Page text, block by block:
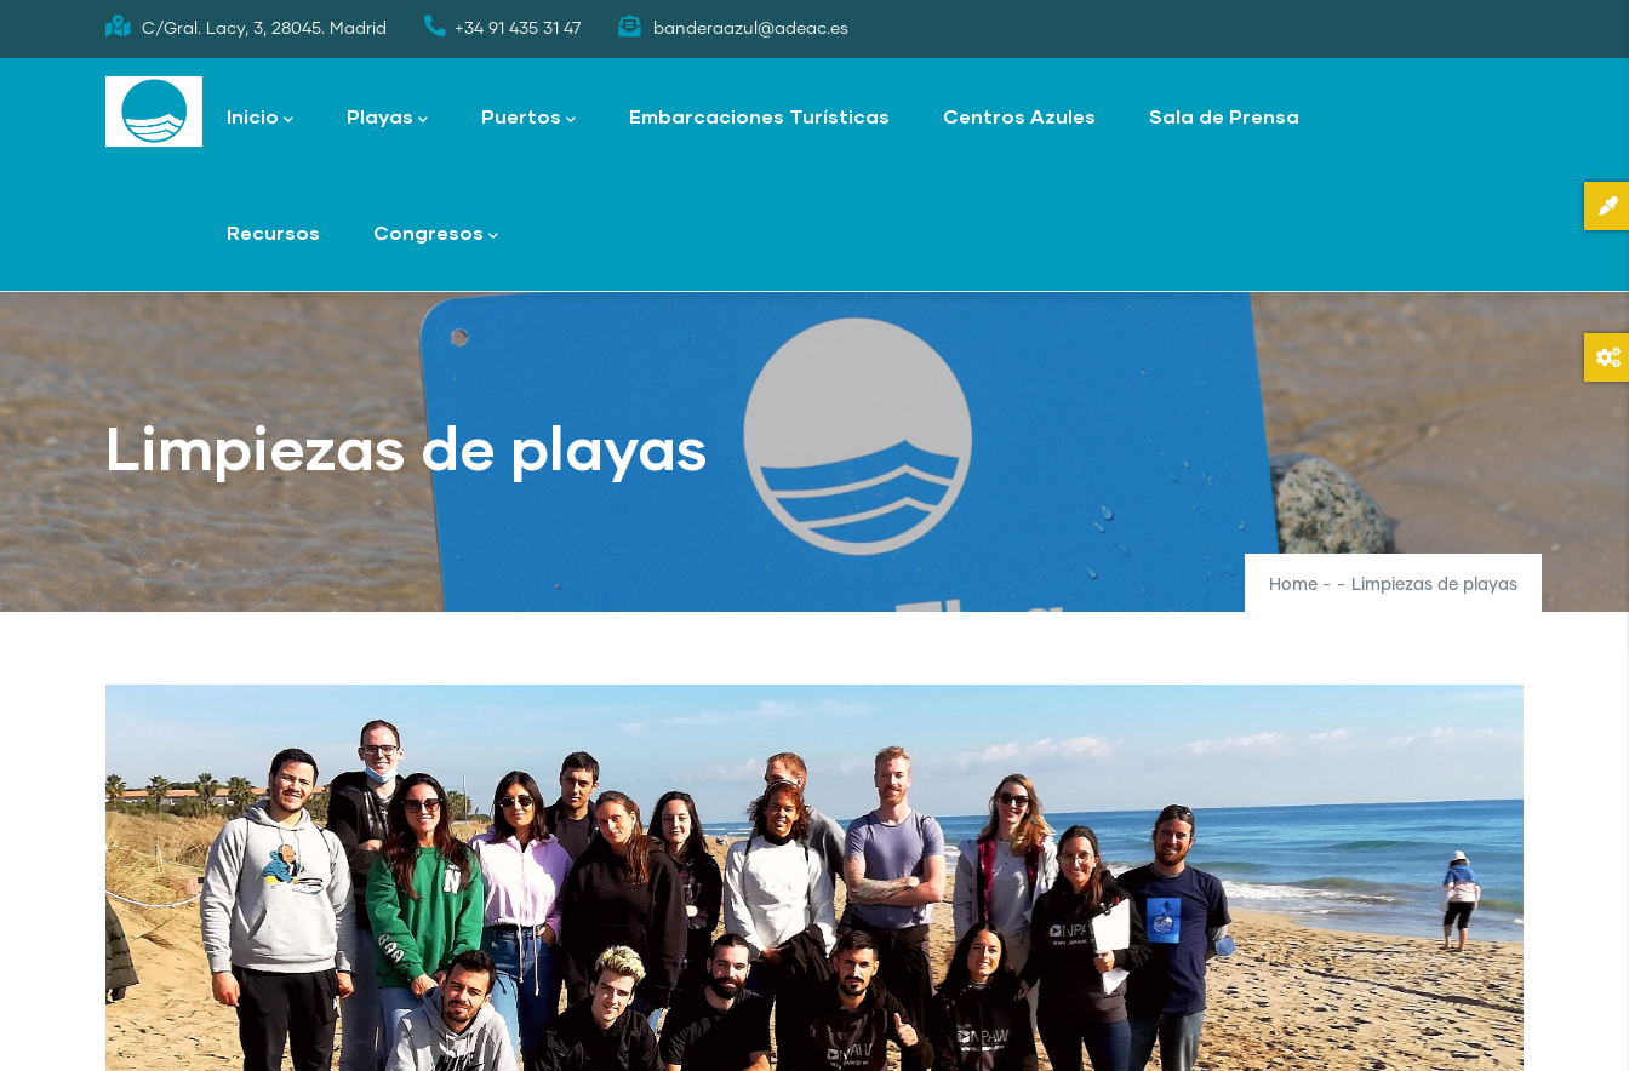
to
C/Gral. Lacy, 3, 28045. Madrid +34 91 435 31 47 banderaazul@adeac.es
navigation
Inicio Playas Puertos Embarcaciones Turísticas Centros Azules Sala de Prensa
Recursos Congresos
Limpiezas de playas
Home - - Limpiezas de playas